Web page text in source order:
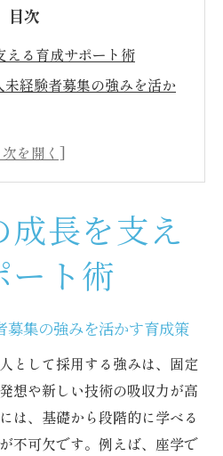
目次
える育成サポート術
未経験者募集の強みを活か
気を引き出す育成サポート
なサポート体制の実践例
を高めるサポート術の工
未経験者募集で重要な支援
く未経験者募集の魅力
リフォーム職人育成に与え
長を支え
ート術
募集の強みを活かす育成策
として採用する強みは、固定
想や新しい技術の吸収力が高
は、基礎から段階的に学べる
不可欠です。例えば、座学で